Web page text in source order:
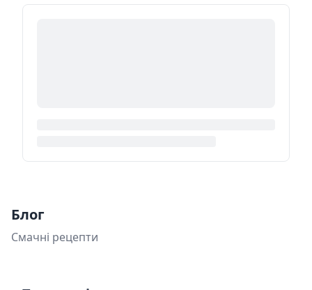
Блог
Смачні рецепти